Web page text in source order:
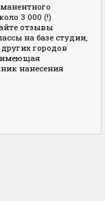
3 000 (!)
отзывы
на базе студии,
городов
имеющая
нанесения